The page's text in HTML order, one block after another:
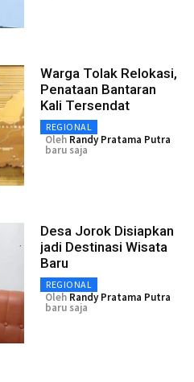
Warga Tolak Relokasi,
Penataan Bantaran
Kali Tersendat
REGIONAL
Oleh Randy Pratama Putra
baru saja
Desa Jorok Disiapkan
jadi Destinasi Wisata
Baru
REGIONAL
Oleh Randy Pratama Putra
baru saja